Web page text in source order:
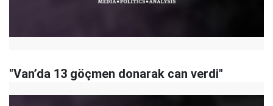
"Van’da 13 göçmen donarak can verdi"